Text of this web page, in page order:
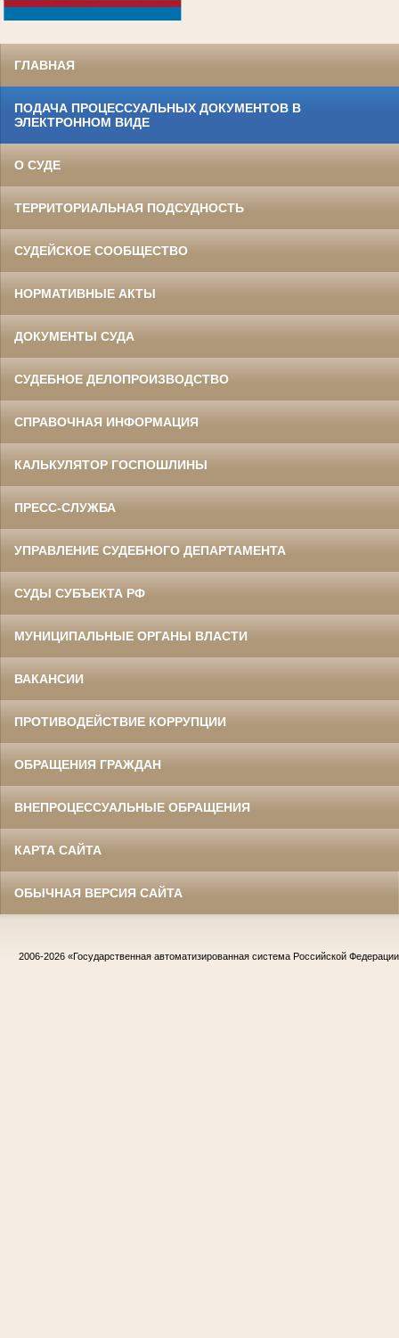
ГЛАВНАЯ
ПОДАЧА ПРОЦЕССУАЛЬНЫХ ДОКУМЕНТОВ В
ЭЛЕКТРОННОМ ВИДЕ
О СУДЕ
ТЕРРИТОРИАЛЬНАЯ ПОДСУДНОСТЬ
СУДЕЙСКОЕ СООБЩЕСТВО
НОРМАТИВНЫЕ АКТЫ
ДОКУМЕНТЫ СУДА
СУДЕБНОЕ ДЕЛОПРОИЗВОДСТВО
СПРАВОЧНАЯ ИНФОРМАЦИЯ
КАЛЬКУЛЯТОР ГОСПОШЛИНЫ
ПРЕСС-СЛУЖБА
УПРАВЛЕНИЕ СУДЕБНОГО ДЕПАРТАМЕНТА
СУДЫ СУБЪЕКТА РФ
МУНИЦИПАЛЬНЫЕ ОРГАНЫ ВЛАСТИ
ВАКАНСИИ
ПРОТИВОДЕЙСТВИЕ КОРРУПЦИИ
ОБРАЩЕНИЯ ГРАЖДАН
ВНЕПРОЦЕССУАЛЬНЫЕ ОБРАЩЕНИЯ
КАРТА САЙТА
ОБЫЧНАЯ ВЕРСИЯ САЙТА
2006-2026 «Государственная автоматизированная система Российской